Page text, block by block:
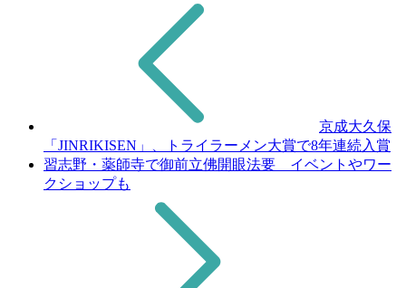
京成大久保
「JINRIKISEN」、トライラーメン大賞で8年連続入賞
習志野・薬師寺で御前立佛開眼法要 イベントやワー
クショップも